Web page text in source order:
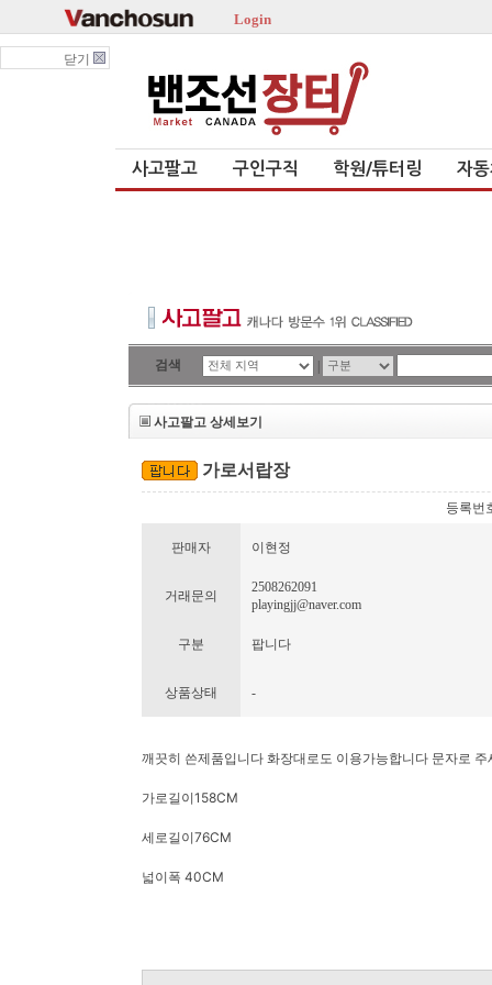
Login
닫기
사고팔고 구인구직 학원/튜터링 자
검색 |
사고팔고 상세보기
가로서랍장
등록번
판매자 이현정
거래문의
2508262091
playingjj@naver.com
구분 팝니다
상품상태 -
깨끗히 쓴제품입니다 화장대로도 이용가능합니다 문자로 주
가로길이158CM
세로길이76CM
넓이폭 40CM